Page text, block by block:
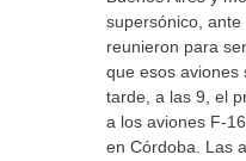
supersónico, ante
reunieron para
que esos aviones
tarde, a las 9, el
a los aviones F-
en Córdoba. Las